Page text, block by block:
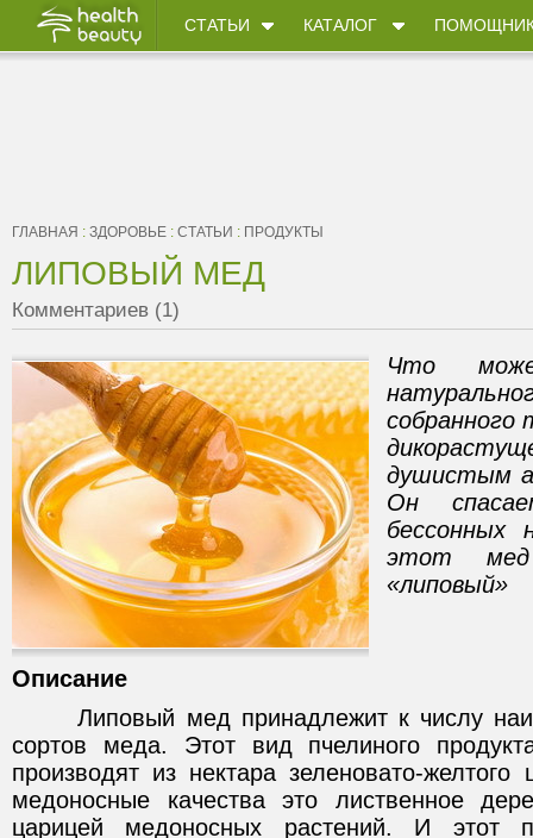
СТАТЬИ КАТАЛОГ
ГЛАВНАЯ : ЗДОРОВЬЕ : СТАТЬИ : ПРОДУКТЫ
ЛИПОВЫЙ МЕД
Комментариев (1)
Что
собранного
душистым
Он
бессонных
этот
«липовый»
Описание
Липовый мед принадлежит к числу
сортов меда. Этот вид пчелиного
производят из нектара зеленовато-
медоносные качества это лиственное
царицей медоносных растений. И этот